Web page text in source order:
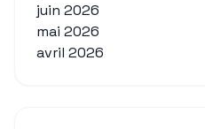
juin 2026
mai 2026
avril 2026